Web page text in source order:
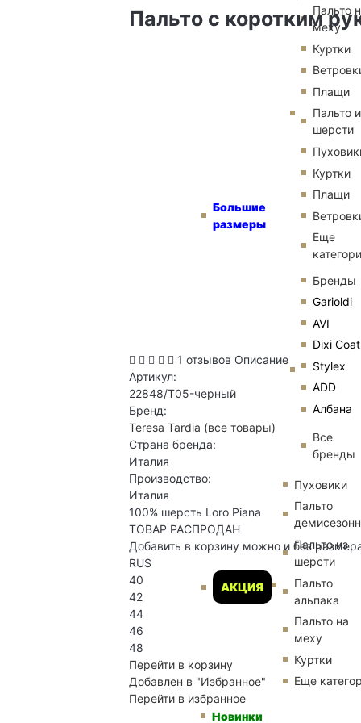
Большие
размеры
Пальто
меху
Куртки
Плащи
Пальто
шерсти
Куртки
Плащи
Еще
Бренды
Garioldi
AVI
Dixi Coat
Stylex
ADD
Албана
Все
бренды
АКЦИЯ
Пуховики
Пальто
Пальто из
шерсти
Пальто
альпака
Пальто на
меху
Куртки
Еще
Новинки
Пальто с коротким
1 отзывов Описание
Артикул:
22848/T05-черный
Бренд:
Teresa Tardia (все товары)
Страна бренда:
Италия
Производство:
Италия
100% шерсть Loro Piana
ТОВАР РАСПРОДАН
Добавить в корзину можно и без
RUS
40
42
44
46
48
Перейти в корзину
Добавлен в "Избранное"
Перейти в избранное